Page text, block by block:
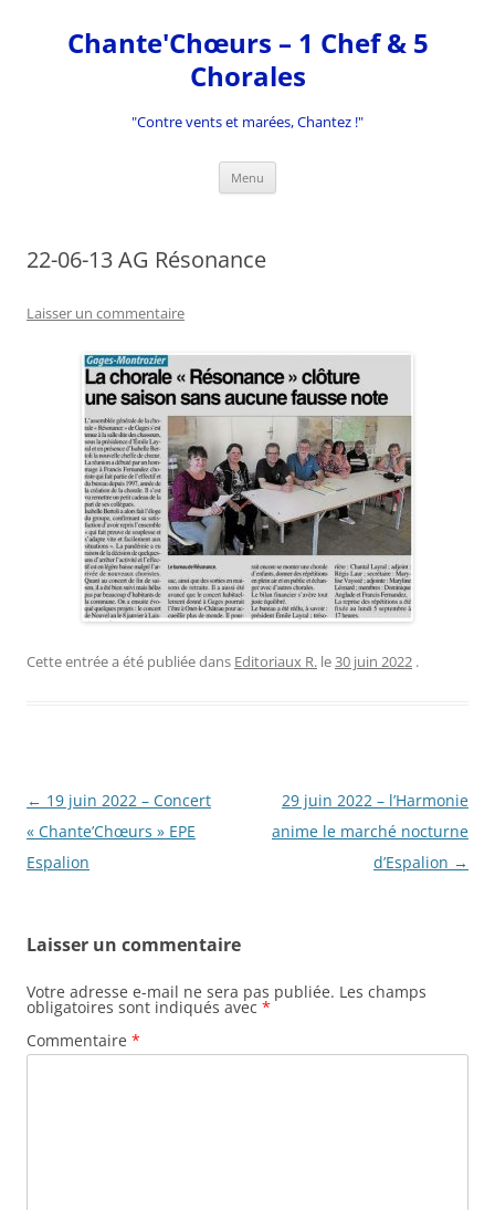
contenuChante'Chœurs – 1 Chef & 5
Chorales
"Contre vents et marées, Chantez !"
Menu
22-06-13 AG Résonance
Laisser un commentaire
Cette entrée a été publiée dans Editoriaux R. le30 juin 2022 .
Navigation
des
articles
← 19 juin 2022 – Concert
« Chante’Chœurs » EPE
Espalion
29 juin 2022 – l’Harmonie
anime le marché nocturne
d’Espalion →
Laisser un commentaire
Votre adresse e-mail ne sera pas publiée. Les champs
obligatoires sont indiqués avec *
Commentaire *